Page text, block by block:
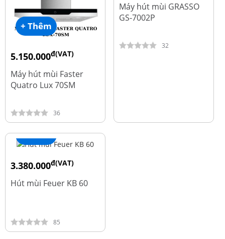
+ Thêm
5.150.000đ(VAT)
Máy hút mùi Faster
Quatro Lux 70SM
36
Máy hút mùi GRASSO
GS-7002P
32
+ Thêm
3.380.000đ(VAT)
Hút mùi Feuer KB 60
85